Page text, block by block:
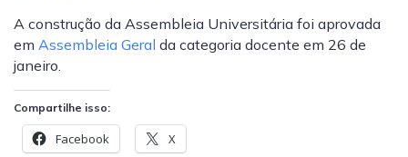
A construção da Assembleia Universitária foi aprovada
em Assembleia Geral da categoria docente em 26 de
janeiro.
Compartilhe isso:
Facebook X